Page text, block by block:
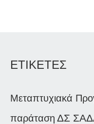
ΕΤΙΚΕΤΕΣ
Μεταπτυχιακά
παράταση ΔΣ